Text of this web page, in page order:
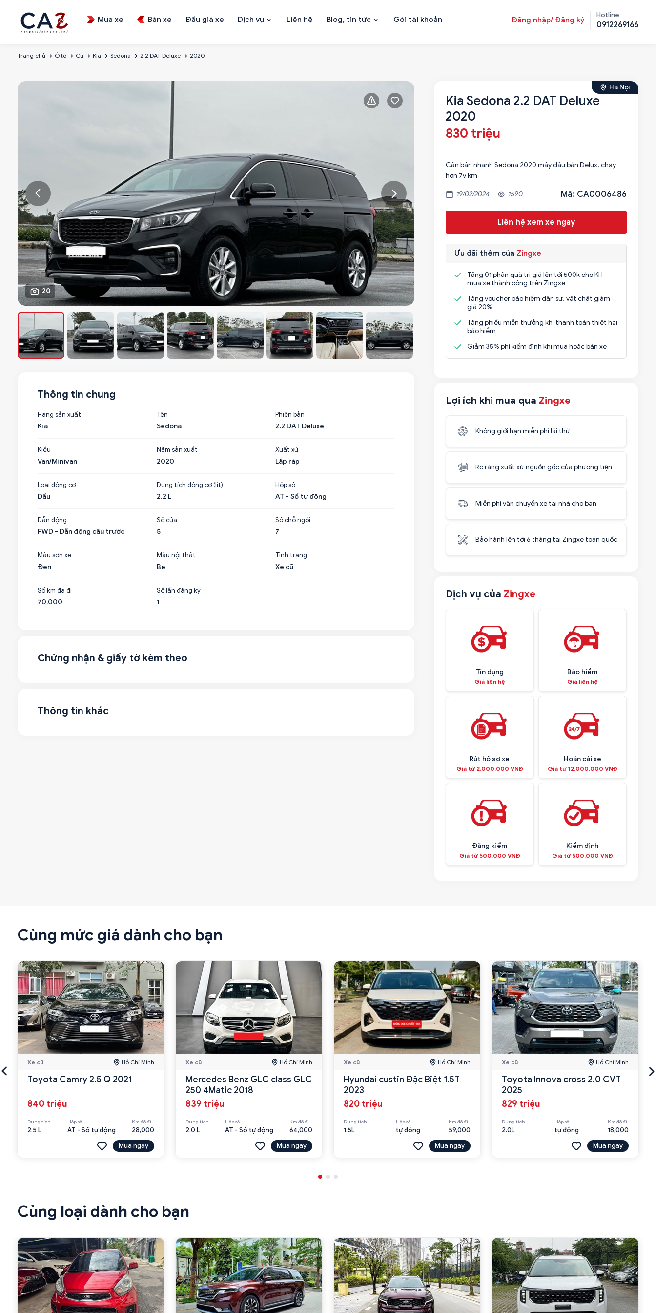
Mua xe Bán xe Đấu giá xe Dịch vụ Liên hệ Blog, tin tức Gói tài khoản Đăng nhập/ Đăng ký
Hotline
0912269166
Trang chủ Ô tô Cũ Kia Sedona 2.2 DAT Deluxe 2020
20
Hà Nội
Kia Sedona 2.2 DAT Deluxe
2020
830 triệu
Cần bán nhanh Sedona 2020 máy dầu bản Delux, chạy
hơn 7v km
19/02/2024 1590 Mã: CA0006486
Liên hệ xem xe ngay
Ưu đãi thêm của Zingxe
Tặng 01 phần quà trị giá lên tới 500k cho KH
mua xe thành công trên Zingxe
Tặng voucher bảo hiểm dân sự, vật chất giảm
giá 20%
Tặng phiếu miễn thưởng khi thanh toán thiệt hại
bảo hiểm
Giảm 35% phí kiểm định khi mua hoặc bán xe
Lợi ích khi mua qua Zingxe
Không giới hạn miễn phí lái thử
Rõ ràng xuất xứ nguồn gốc của phương tiện
Miễn phí vận chuyển xe tại nhà cho bạn
Bảo hành lên tới 6 tháng tại Zingxe toàn quốc
Dịch vụ của Zingxe
Tín dụng
Giá liên hệ
Bảo hiểm
Giá liên hệ
Rút hồ sơ xe
Giá từ 2.000.000 VNĐ
Hoán cải xe
Giá từ 12.000.000 VNĐ
Đăng kiểm
Giá từ 500.000 VNĐ
Kiểm định
Giá từ 500.000 VNĐ
Thông tin chung
Hãng sản xuất
Kia
Tên
Sedona
Phiên bản
2.2 DAT Deluxe
Kiểu
Van/Minivan
Năm sản xuất
2020
Xuất xứ
Lắp ráp
Loại động cơ
Dầu
Dung tích động cơ (lít)
2.2 L
Hộp số
AT - Số tự động
Dẫn động
FWD - Dẫn động cầu trước
Số cửa
5
Số chỗ ngồi
7
Màu sơn xe
Đen
Màu nội thất
Be
Tình trạng
Xe cũ
Số km đã đi
70,000
Số lần đăng ký
1
Chứng nhận & giấy tờ kèm theo
Thông tin khác
Cùng mức giá dành cho bạn
Xe cũ Hồ Chí Minh
Toyota Camry 2.5 Q 2021
840 triệu
Dung tích
2.5 L
Hộp số
AT - Số tự động
Km đã đi
28,000
Mua ngay
Xe cũ Hồ Chí Minh
Mercedes Benz GLC class GLC
250 4Matic 2018
839 triệu
Dung tích
2.0 L
Hộp số
AT - Số tự động
Km đã đi
64,000
Mua ngay
Xe cũ Hồ Chí Minh
Hyundai custin Đặc Biệt 1.5T
2023
820 triệu
Dung tích
1.5L
Hộp số
tự động
Km đã đi
59,000
Mua ngay
Xe cũ Hồ Chí Minh
Toyota Innova cross 2.0 CVT
2025
829 triệu
Dung tích
2.0L
Hộp số
tự động
Km đã đi
18,000
Mua ngay
Cùng loại dành cho bạn